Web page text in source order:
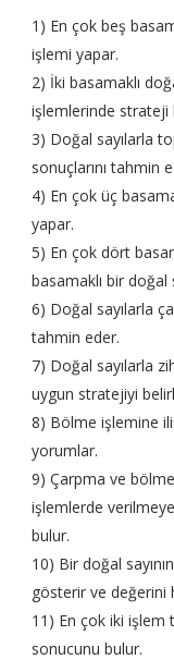
1) En çok beş
işlemi yapar.
2) İki basamaklı
işlemlerinde strateji
3) Doğal sayılarla
sonuçlarını tahmin
4) En çok üç
yapar.
5) En çok dört
basamaklı bir doğal
6) Doğal sayılarla
tahmin eder.
7) Doğal sayılarla
uygun stratejiyi
8) Bölme işlemine
yorumlar.
9) Çarpma ve
işlemlerde
bulur.
10) Bir doğal
gösterir ve değerini
11) En çok iki işlem
sonucunu bulur.